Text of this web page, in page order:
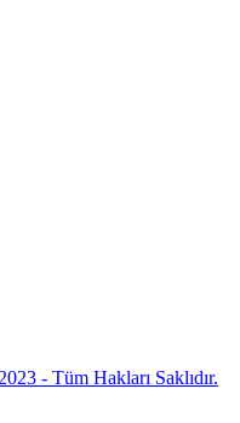
- Tüm Hakları Saklıdır.